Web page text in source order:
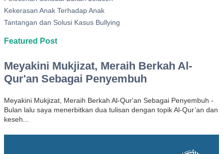
Kekerasan Anak Terhadap Anak
Tantangan dan Solusi Kasus Bullying
Featured Post
Meyakini Mukjizat, Meraih Berkah Al-
Qur'an Sebagai Penyembuh
Meyakini Mukjizat, Meraih Berkah Al-Qur'an Sebagai Penyembuh -
Bulan lalu saya menerbitkan dua tulisan dengan topik Al-Qur’an dan
keseh...